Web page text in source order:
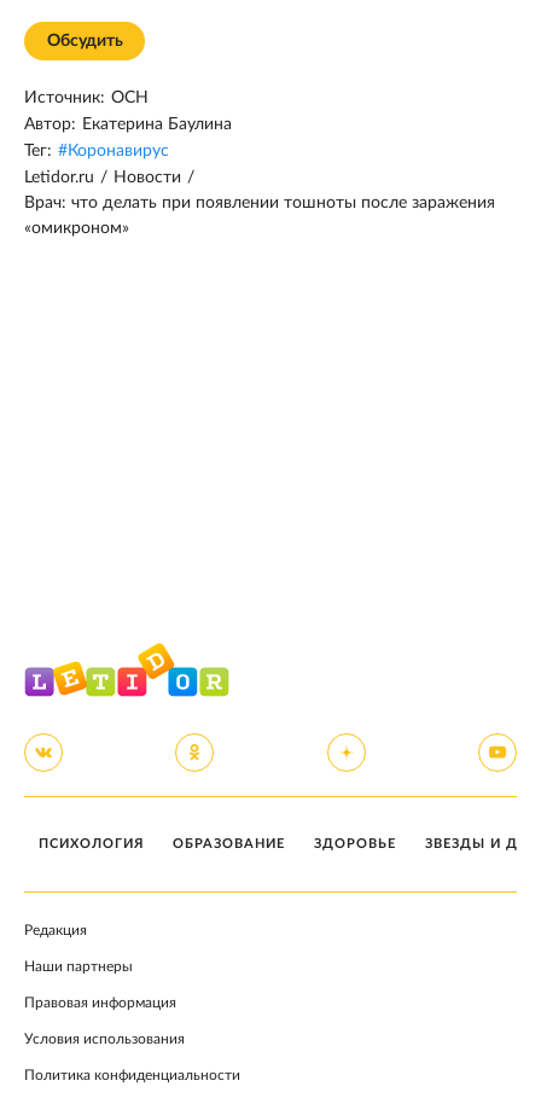
Обсудить
Источник: ОСН
Автор: Екатерина Баулина
Тег: #Коронавирус
Letidor.ru / Новости /
Врач: что делать при появлении тошноты после заражения
«омикроном»
ПСИХОЛОГИЯ ОБРАЗОВАНИЕ ЗДОРОВЬЕ ЗВЕЗДЫ И
Редакция
Наши партнеры
Правовая информация
Условия использования
Политика конфиденциальности